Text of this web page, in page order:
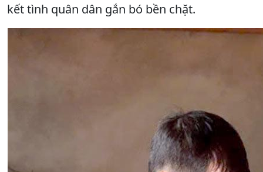
kết tình quân dân gắn bó bền chặt.